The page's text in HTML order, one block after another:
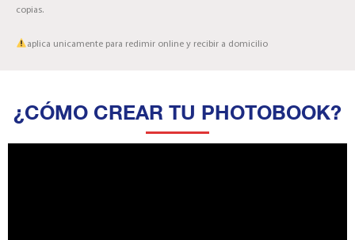
copias.
aplica unicamente para redimir online y recibir a domicilio
¿CÓMO CREAR TU PHOTOBOOK?